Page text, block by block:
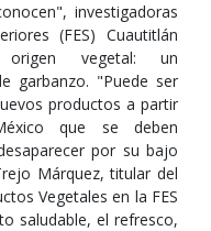
investigadoras
(FES) Cuautitlán
vegetal: un
garbanzo. "Puede ser
productos a partir
que se deben
por su bajo
Márquez, titular del
Vegetales en la FES
saludable, el refresco,